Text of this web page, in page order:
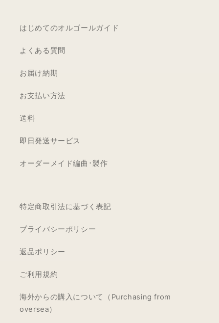
はじめてのオルゴールガイド
よくある質問
お届け納期
お支払い方法
送料
即日発送サービス
オーダーメイド編曲･製作
特定商取引法に基づく表記
プライバシーポリシー
返品ポリシー
ご利用規約
海外からの購入について（Purchasing from
oversea）